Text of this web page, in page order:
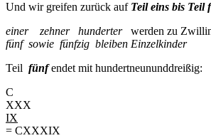
Und wir greifen zurück auf Teil eins bis Teil
einer
zehner hunderterwerden zu
fünf sowie fünfzig bleiben Einzelkinder
Teil fünfendet mit hundertneununddreißig:
C
XXX
IX
= CXXXIX